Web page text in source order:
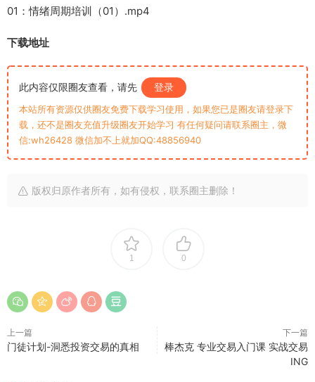
01：情绪周期培训（01）.mp4
下载地址
此内容仅限圈友查看，请先 登录
本站所有资源仅供圈友免费下载学习使用，如果您已是圈友请登录下
载，还不是圈友充值升级圈友开始学习 有任何疑问请联系圈主，微
信:wh26428 微信加不上就加QQ:48856940
版权归原作者所有，如有侵权，联系圈主删除！
1 0
上一篇
门徒计划-洞悉投资交易的真相
下一篇
棒杰克 专业交易入门课 实战交易
ING